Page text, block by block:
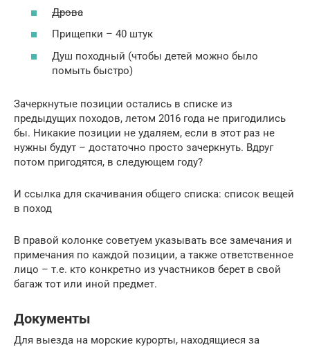
Дрова
Прищепки – 40 штук
Душ походный (чтобы детей можно было
помыть быстро)
Зачеркнутые позиции остались в списке из
предыдущих походов, летом 2016 года не пригодились
бы. Никакие позиции не удаляем, если в этот раз не
нужны будут – достаточно просто зачеркнуть. Вдруг
потом пригодятся, в следующем году?
И ссылка для скачивания общего списка: список вещей
в поход
В правой колонке советуем указывать все замечания и
примечания по каждой позиции, а также ответственное
лицо – т.е. кто конкретно из участников берет в свой
багаж тот или иной предмет.
Документы
Для выезда на морские курорты, находящиеся за